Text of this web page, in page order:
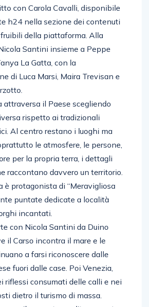
con Carola Cavalli, disponibile
h24 nella sezione dei contenuti
della piattaforma. Alla
Santini insieme a Peppe
La Gatta, con la
di Luca Marsi, Maira Trevisan e
attraversa il Paese scegliendo
rispetto ai tradizionali
Al centro restano i luoghi ma
le atmosfere, le persone,
per la propria terra, i dettagli
raccontano davvero un territorio.
è protagonista di “Meravigliosa
puntate dedicate a località
incantati.
con Nicola Santini da Duino
il Carso incontra il mare e le
a farsi riconoscere dalle
fuori dalle case. Poi Venezia,
riflessi consumati delle calli e nei
dietro il turismo di massa.